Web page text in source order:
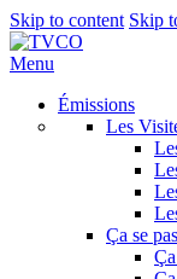
Skip to content Skip
Menu
Émissions
Les
Ça se